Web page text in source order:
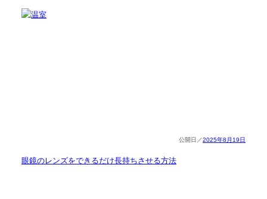
2025年8月19日
眼鏡のレンズをできるだけ長持ちさせる方法